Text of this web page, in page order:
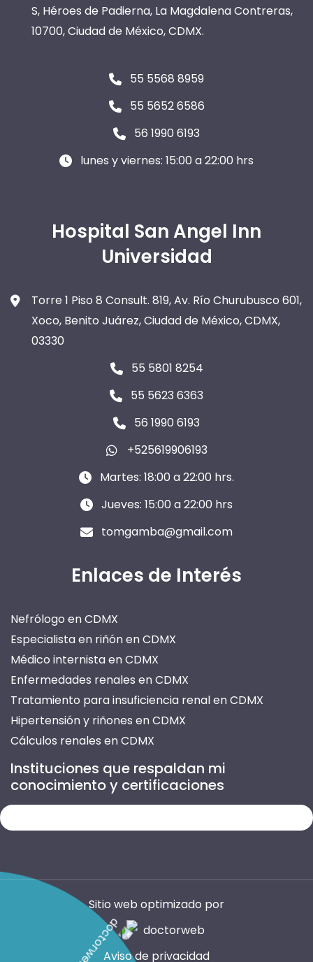
S, Héroes de Padierna, La Magdalena Contreras,
10700, Ciudad de México, CDMX.
55 5568 8959
55 5652 6586
56 1990 6193
lunes y viernes: 15:00 a 22:00 hrs
Hospital San Angel Inn
Universidad
Torre 1 Piso 8 Consult. 819, Av. Río Churubusco 601,
Xoco, Benito Juárez, Ciudad de México, CDMX,
03330
55 5801 8254
55 5623 6363
56 1990 6193
+525619906193
Martes: 18:00 a 22:00 hrs.
Jueves: 15:00 a 22:00 hrs
tomgamba@gmail.com
Enlaces de Interés
Nefrólogo en CDMX
Especialista en riñón en CDMX
Médico internista en CDMX
Enfermedades renales en CDMX
Tratamiento para insuficiencia renal en CDMX
Hipertensión y riñones en CDMX
Cálculos renales en CDMX
Prevención de enfermedades renales en CDMX
Atención para insuficiencia renal en CDMX
Tratamiento de nefritis en CDMX
Médico especialista en riñones en CDMX
Evaluación de función renal en CDMX
Daño renal por diabetes en CDMX
Control de presión arterial en CDMX
Instituciones que respaldan mi
conocimiento y certificaciones
Sitio web optimizado por
Aviso de privacidad